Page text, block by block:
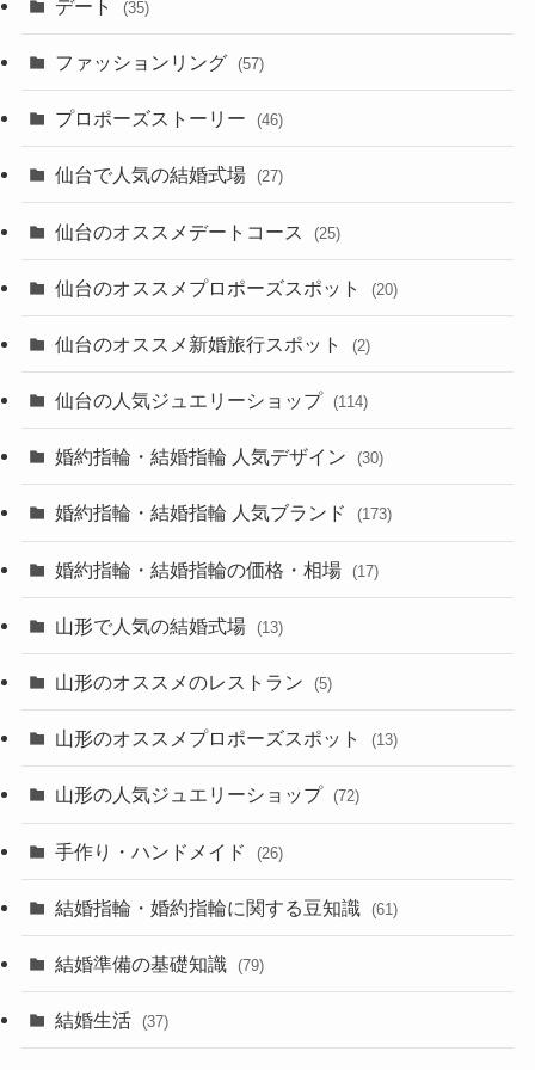
デート (35)
ファッションリング (57)
プロポーズストーリー (46)
仙台で人気の結婚式場 (27)
仙台のオススメデートコース (25)
仙台のオススメプロポーズスポット (20)
仙台のオススメ新婚旅行スポット (2)
仙台の人気ジュエリーショップ (114)
婚約指輪・結婚指輪 人気デザイン (30)
婚約指輪・結婚指輪 人気ブランド (173)
婚約指輪・結婚指輪の価格・相場 (17)
山形で人気の結婚式場 (13)
山形のオススメのレストラン (5)
山形のオススメプロポーズスポット (13)
山形の人気ジュエリーショップ (72)
手作り・ハンドメイド (26)
結婚指輪・婚約指輪に関する豆知識 (61)
結婚準備の基礎知識 (79)
結婚生活 (37)